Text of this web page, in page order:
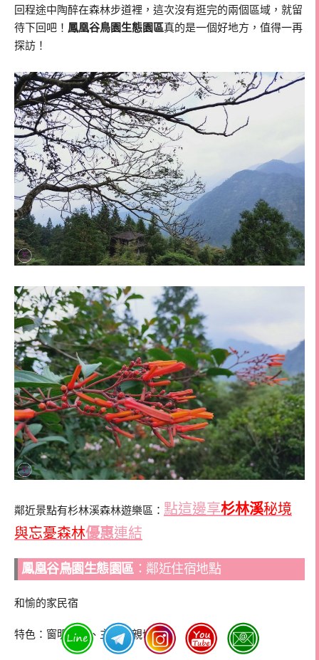
回程途中陶醉在森林步道裡，這次沒有逛完的兩個區域，就留
待下回吧！ 鳳凰谷鳥園生態園區真的是一個好地方，值得一再
探訪！
鄰近景點有杉林溪森林遊樂區： 點這邊享杉林溪秘境
與忘憂森林優惠連結
鳳凰谷鳥園生態園區：鄰近住宿地點
和愉的家民宿
特色：窗明几淨、主人又親切